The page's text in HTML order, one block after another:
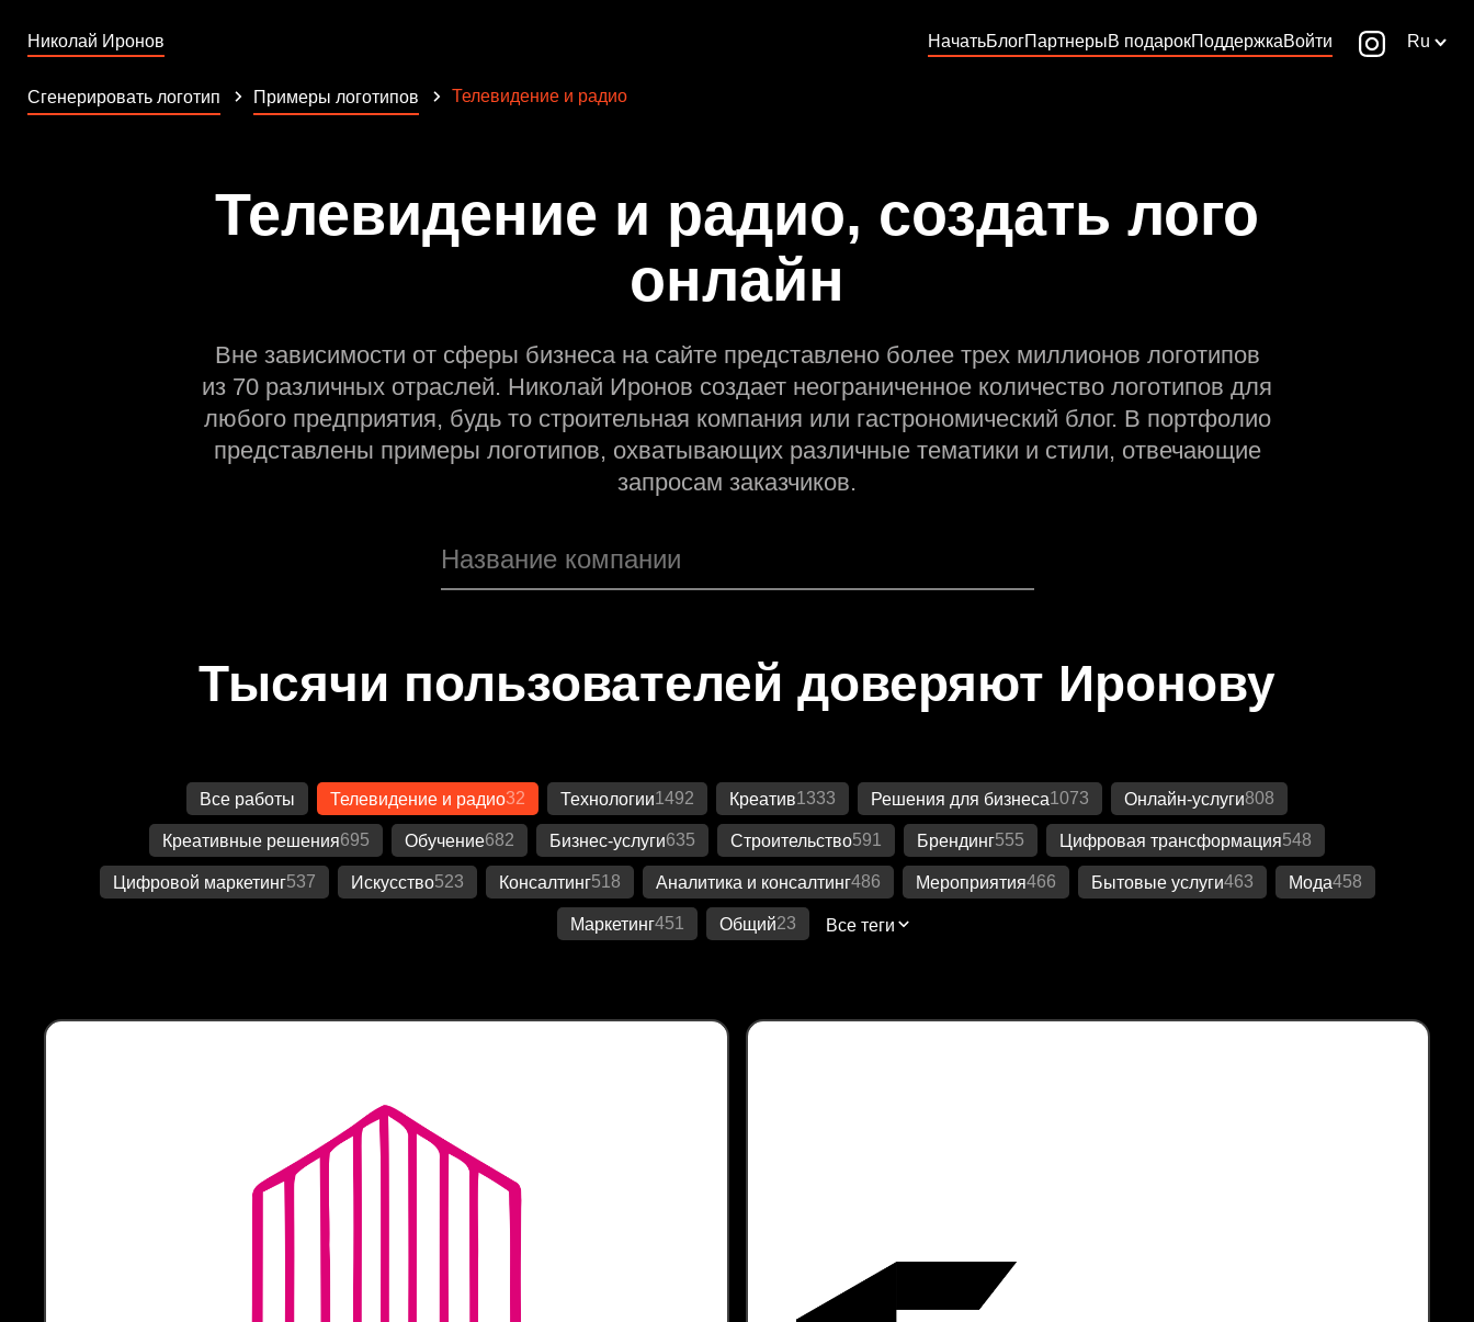
Николай Иронов НачатьБлогПартнерыВ подарокПоддержкаВойти Ru
Сгенерировать логотип Примеры логотипов Телевидение и радио
Телевидение и радио, создать лого
онлайн
Вне зависимости от сферы бизнеса на сайте представлено более трех миллионов логотипов
из 70 различных отраслей. Николай Иронов создает неограниченное количество логотипов для
любого предприятия, будь то строительная компания или гастрономический блог. В портфолио
представлены примеры логотипов, охватывающих различные тематики и стили, отвечающие
запросам заказчиков.
Тысячи пользователей доверяют Иронову
Все работы Телевидение и радио32 Технологии1492 Креатив1333 Решения для бизнеса1073 Онлайн-услуги808
Креативные решения695 Обучение682 Бизнес-услуги635 Строительство591 Брендинг555 Цифровая трансформация548
Цифровой маркетинг537 Искусство523 Консалтинг518 Аналитика и консалтинг486 Мероприятия466 Бытовые услуги463 Мода458
Маркетинг451 Общий23 Все теги